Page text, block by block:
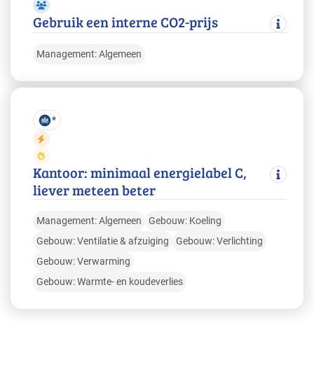
Gebruik een interne CO2-prijs
Management: Algemeen
Kantoor: minimaal energielabel C,
liever meteen beter
Management: Algemeen
Gebouw: Koeling
Gebouw: Ventilatie & afzuiging
Gebouw: Verlichting
Gebouw: Verwarming
Gebouw: Warmte- en koudeverlies
*